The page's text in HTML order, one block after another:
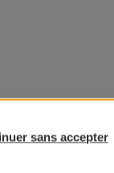
sans accepter